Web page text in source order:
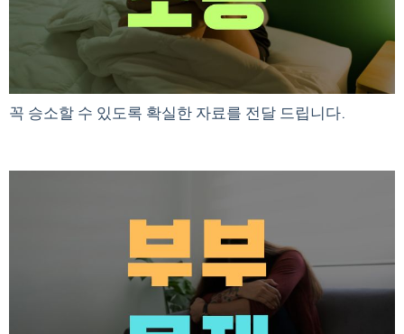
꼭 승소할 수 있도록 확실한 자료를 전달 드립니다.